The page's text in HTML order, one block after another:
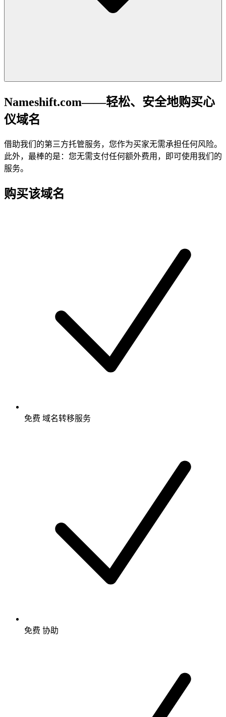
Nameshift.com——轻松、安全地购买心
仪域名
借助我们的第三方托管服务，您作为买家无需承担任何风险。
此外，最棒的是：您无需支付任何额外费用，即可使用我们的
服务。
购买该域名
免费 域名转移服务
免费 协助